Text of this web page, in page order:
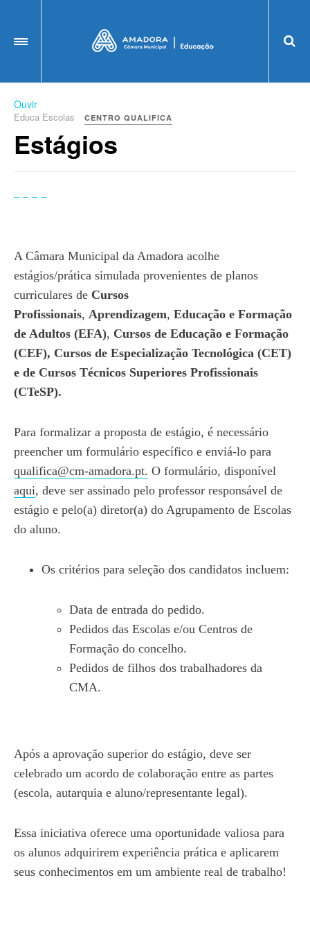
OFF CANVAS
Ouvir
Educa Escolas CENTRO QUALIFICA
Estágios
A Câmara Municipal da Amadora acolhe
estágios/prática simulada provenientes de planos
curriculares de Cursos
Profissionais, Aprendizagem, Educação e Formação
de Adultos (EFA), Cursos de Educação e Formação
(CEF), Cursos de Especialização Tecnológica (CET)
e de Cursos Técnicos Superiores Profissionais
(CTeSP).
Para formalizar a proposta de estágio, é necessário
preencher um formulário específico e enviá-lo para
qualifica@cm-amadora.pt. O formulário, disponível
aqui, deve ser assinado pelo professor responsável de
estágio e pelo(a) diretor(a) do Agrupamento de Escolas
do aluno.
Os critérios para seleção dos candidatos incluem:
Data de entrada do pedido.
Pedidos das Escolas e/ou Centros de
Formação do concelho.
Pedidos de filhos dos trabalhadores da
CMA.
Após a aprovação superior do estágio, deve ser
celebrado um acordo de colaboração entre as partes
(escola, autarquia e aluno/representante legal).
Essa iniciativa oferece uma oportunidade valiosa para
os alunos adquirirem experiência prática e aplicarem
seus conhecimentos em um ambiente real de trabalho!